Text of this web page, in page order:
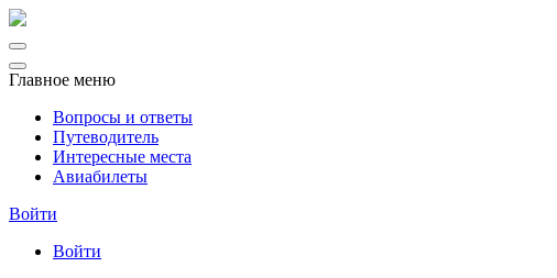
Главное меню
Вопросы и ответы
Путеводитель
Интересные места
Авиабилеты
Войти
Войти